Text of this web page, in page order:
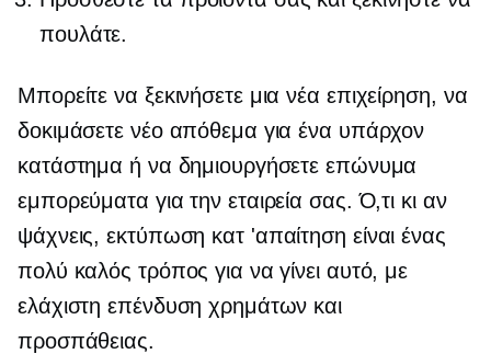
πουλάτε.
Μπορείτε να ξεκινήσετε μια νέα επιχείρηση, να
δοκιμάσετε νέο απόθεμα για ένα υπάρχον
κατάστημα ή να δημιουργήσετε επώνυμα
εμπορεύματα για την εταιρεία σας. Ό,τι κι αν
ψάχνεις,εκτύπωση κατ 'απαίτηση είναι ένας
πολύ καλός τρόπος για να γίνει αυτό, με
ελάχιστη επένδυση χρημάτων και
προσπάθειας.